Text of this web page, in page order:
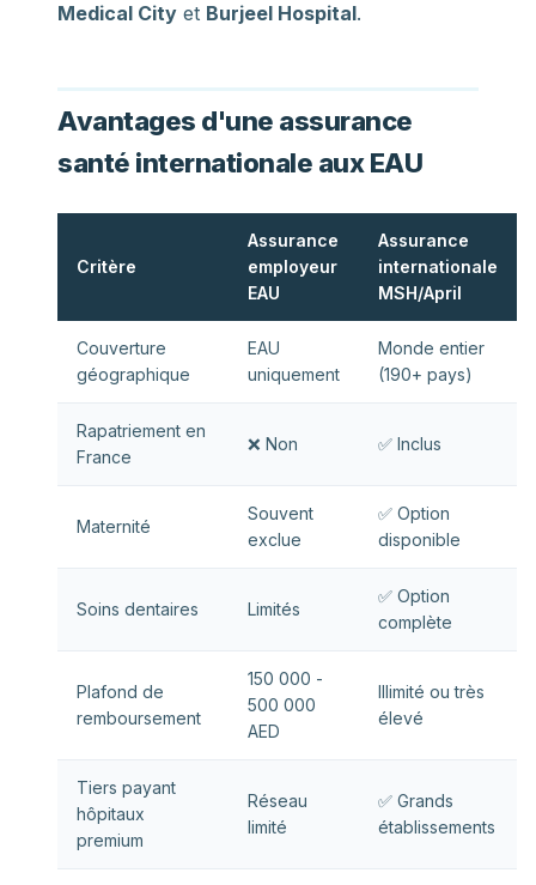
Medical City et Burjeel Hospital.
Avantages d'une assurance
santé internationale aux EAU
Critère
Assurance
employeur
EAU
Assurance
internationale
MSH/April
Couverture
géographique
EAU
uniquement
Monde entier
(190+ pays)
Rapatriement en
France
❌ Non ✅ Inclus
Maternité
Souvent
exclue
✅ Option
disponible
Soins dentaires Limités
✅ Option
complète
Plafond de
remboursement
150 000 -
500 000
AED
Illimité ou très
élevé
Tiers payant
hôpitaux
premium
Réseau
limité
✅ Grands
établissements